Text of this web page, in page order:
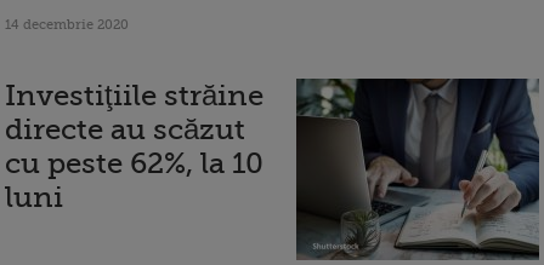
14 decembrie 2020
Investiţiile străine
directe au scăzut
cu peste 62%, la 10
luni